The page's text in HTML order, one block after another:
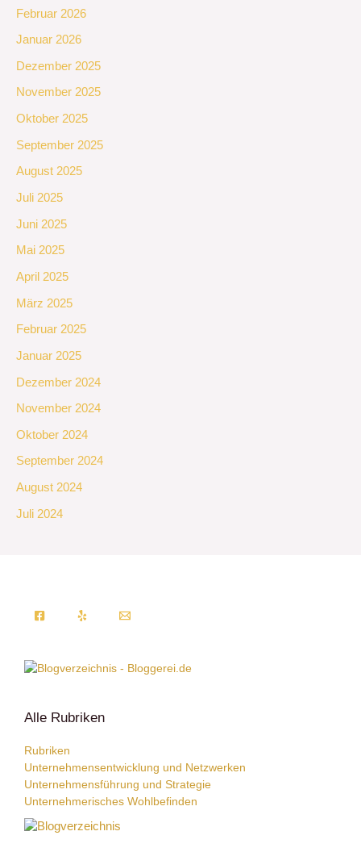
Februar 2026
Januar 2026
Dezember 2025
November 2025
Oktober 2025
September 2025
August 2025
Juli 2025
Juni 2025
Mai 2025
April 2025
März 2025
Februar 2025
Januar 2025
Dezember 2024
November 2024
Oktober 2024
September 2024
August 2024
Juli 2024
Alle Rubriken
Rubriken
Unternehmensentwicklung und Netzwerken
Unternehmensführung und Strategie
Unternehmerisches Wohlbefinden